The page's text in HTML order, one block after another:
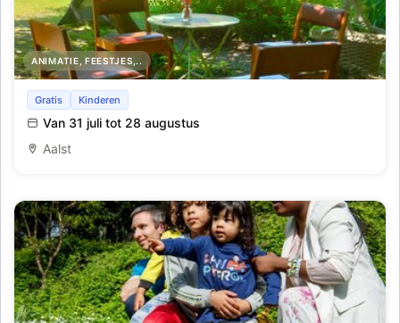
ANIMATIE, FEESTJES,..
Zomer In De Pastorie
Gratis Kinderen
Van 31 juli tot 28 augustus
Aalst